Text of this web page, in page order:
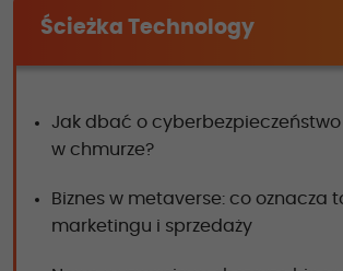
Ścieżka Technology
Jak dbać o
w chmurze?
Biznes w metaverse: co oznacza
marketingu i sprzedaży